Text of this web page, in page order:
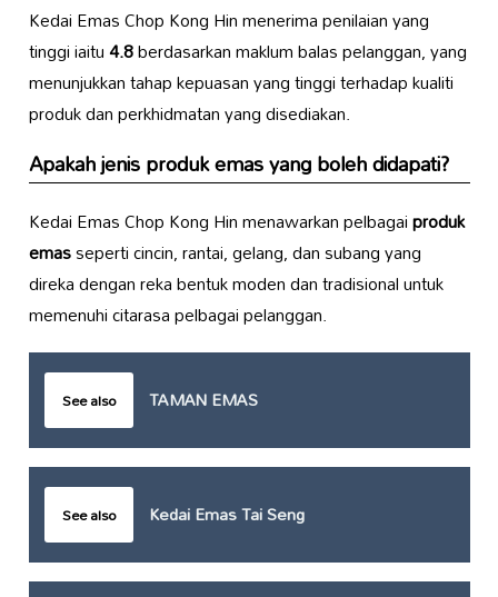
Kedai Emas Chop Kong Hin menerima penilaian yang
tinggi iaitu4.8berdasarkan maklum balas pelanggan, yang
menunjukkan tahap kepuasan yang tinggi terhadap kualiti
produk dan perkhidmatan yang disediakan.
Apakah jenis produk emas yang boleh didapati?
Kedai Emas Chop Kong Hin menawarkan pelbagaiproduk
emasseperti cincin, rantai, gelang, dan subang yang
direka dengan reka bentuk moden dan tradisional untuk
memenuhi citarasa pelbagai pelanggan.
See also TAMAN EMAS
See also Kedai Emas Tai Seng